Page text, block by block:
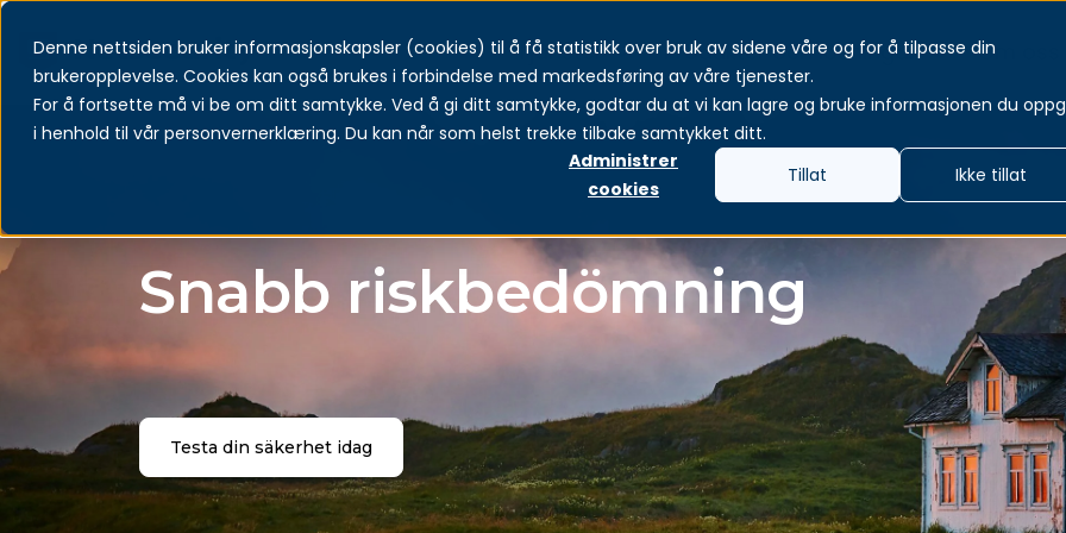
Denne nettsiden bruker informasjonskapsler (cookies) til å få statistikk over bruk av sidene våre og for å tilpasse din
brukeropplevelse. Cookies kan også brukes i forbindelse med markedsføring av våre tjenester.
For å fortsette må vi be om ditt samtykke. Ved å gi ditt samtykke, godtar du at vi kan lagre og bruke informasjonen du
i henhold til vår personvernerklæring. Du kan når som helst trekke tilbake samtykket ditt.
Administrer
cookies
Tillat Ikke tillat
Show submenu for Tjänster
Tjänster Show submenu for Produkter och
Produkter och lösningar Show
Om oss
Snabb riskbedömning
Testa din säkerhet idag